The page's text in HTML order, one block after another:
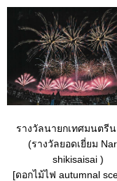
รางวัลนายกเทศมนตรี
(รางวัลยอดเยี่ยม
shikisaisai )
[ดอกไม้ไฟ autumnal